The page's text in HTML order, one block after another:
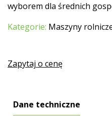
wyborem dla średnich
Kategorie: Maszyny
Zapytaj o cenę
Dane techniczne